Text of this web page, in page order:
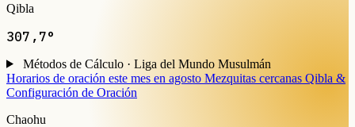
Qibla
307,7°
Métodos de Cálculo · Liga del Mundo Musulmán
Horarios de oración este mes en agosto Mezquitas cercanas Qibla &
Configuración de Oración
Chaohu